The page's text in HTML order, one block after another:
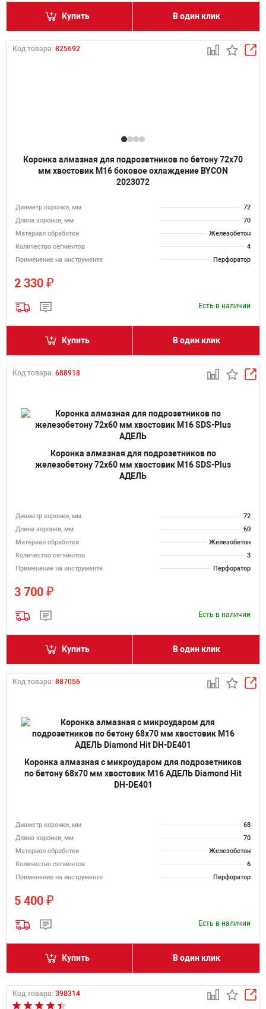
Купить В один клик
Код товара: 825692
Коронка алмазная для подрозетников по бетону 72х70
мм хвостовик M16 боковое охлаждение BYCON
2023072
Диаметр коронки, мм
72
Длина коронки, мм
70
Материал обработки
Железобетон
Количество сегментов
4
Применение на инструменте
Перфоратор
2 330 ₽
Есть в наличии
Купить В один клик
Код товара: 688918
Коронка алмазная для подрозетников по
железобетону 72х60 мм хвостовик M16 SDS-Plus
АДЕЛЬ
Диаметр коронки, мм
72
Длина коронки, мм
60
Материал обработки
Железобетон
Количество сегментов
3
Применение на инструменте
Перфоратор
3 700 ₽
Есть в наличии
Купить В один клик
Код товара: 887056
Коронка алмазная с микроударом для подрозетников
по бетону 68х70 мм хвостовик M16 АДЕЛЬ Diamond Hit
DH-DE401
Диаметр коронки, мм
68
Длина коронки, мм
70
Материал обработки
Железобетон
Количество сегментов
6
Применение на инструменте
Перфоратор
5 400 ₽
Есть в наличии
Купить В один клик
Код товара: 398314